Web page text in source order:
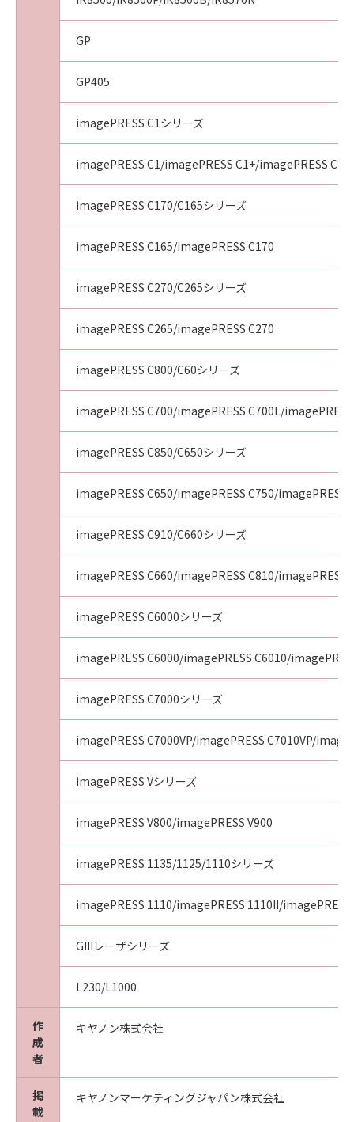
GP
GP405
imagePRESS C1シリーズ
imagePRESS C1/imagePRESS C1+/imagePRESS
imagePRESS C170/C165シリーズ
imagePRESS C165/imagePRESS C170
imagePRESS C270/C265シリーズ
imagePRESS C265/imagePRESS C270
imagePRESS C800/C60シリーズ
imagePRESS C700/imagePRESS C700L/
imagePRESS C850/C650シリーズ
imagePRESS C650/imagePRESS C750/imagePRESS
imagePRESS C910/C660シリーズ
imagePRESS C660/imagePRESS C810/imagePRESS
imagePRESS C6000シリーズ
imagePRESS C6000/imagePRESS C6010/
imagePRESS C7000シリーズ
imagePRESS C7000VP/imagePRESS C7010VP/
imagePRESS Vシリーズ
imagePRESS V800/imagePRESS V900
imagePRESS 1135/1125/1110シリーズ
imagePRESS 1110/imagePRESS 1110II/
GIIIレーザシリーズ
L230/L1000
作
成
者
キヤノン株式会社
掲
載
キヤノンマーケティングジャパン株式会社